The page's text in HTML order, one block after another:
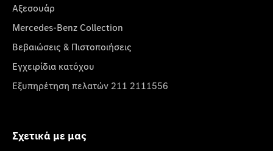
Αξεσουάρ
Mercedes-Benz Collection
Βεβαιώσεις & Πιστοποιήσεις
Εγχειρίδια κατόχου
Εξυπηρέτηση πελατών 211 2111556
Σχετικά με μας